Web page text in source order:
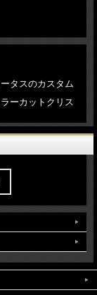
タスのカスタム
ーカットクリス